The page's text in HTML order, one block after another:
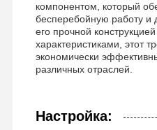
Нажмите на застежку
Подшипник Slewing
компонентом, который
бесперебойную работу и
его прочной
характеристиками, этот
экономически
различных отраслей.
Настройка: